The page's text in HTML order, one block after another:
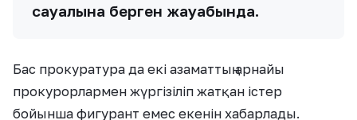
сауалына берген жауабында.
Бас прокуратура да екі азаматтың арнайы
прокурорлармен жүргізіліп жатқан істер
бойынша фигурант емес екенін хабарлады.